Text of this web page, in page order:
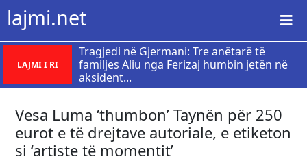
lajmi.net
LAJMI I RI
Tragjedi në Gjermani: Tre anëtarë të
familjes Aliu nga Ferizaj humbin jetën në
aksident...
Vesa Luma ‘thumbon’ Taynën për 250
eurot e të drejtave autoriale, e etiketon
si ‘artiste të momentit’